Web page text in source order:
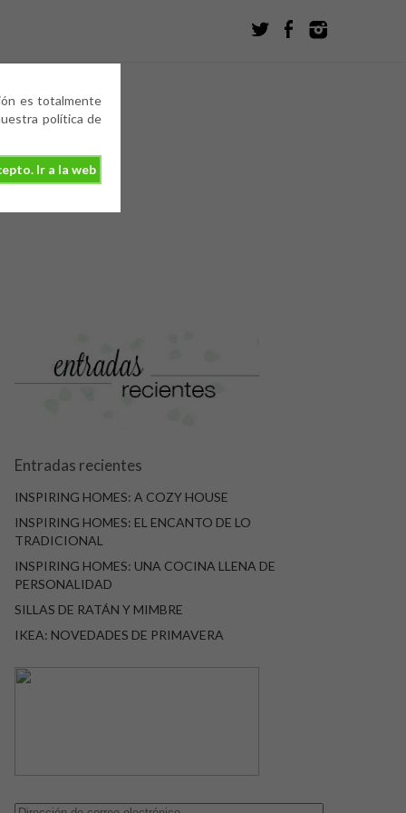
es totalmente
política de
Ir a la web
Entradas recientes
INSPIRING HOMES: A COZY HOUSE
INSPIRING HOMES: EL ENCANTO DE LO
TRADICIONAL
INSPIRING HOMES: UNA COCINA LLENA DE
PERSONALIDAD
SILLAS DE RATÁN Y MIMBRE
IKEA: NOVEDADES DE PRIMAVERA